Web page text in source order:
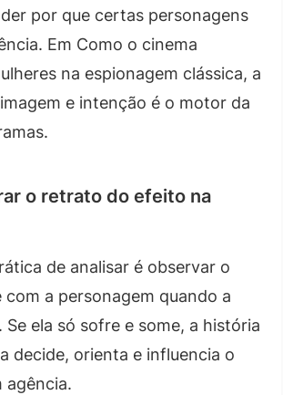
por que certas personagens
Em Como o cinema
na espionagem clássica, a
e intenção é o motor da
o retrato do efeito na
de analisar é observar o
com a personagem quando a
ela só sofre e some, a história
decide, orienta e influencia o
agência.